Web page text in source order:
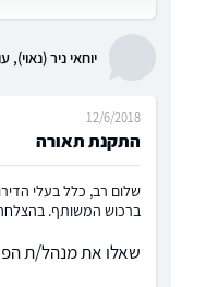
יוחאי ניר (נאוי),
התקנת תאורה
12/6/2018
שלום רב, כלל בעלי
ברכוש המשותף. בהצלחה,
שאלו את מנהל/ת